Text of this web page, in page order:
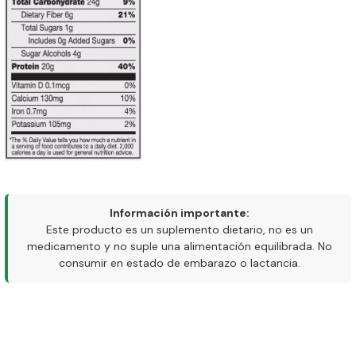
Información importante:
Este producto es un suplemento dietario, no es un
medicamento y no suple una alimentación equilibrada. No
consumir en estado de embarazo o lactancia.